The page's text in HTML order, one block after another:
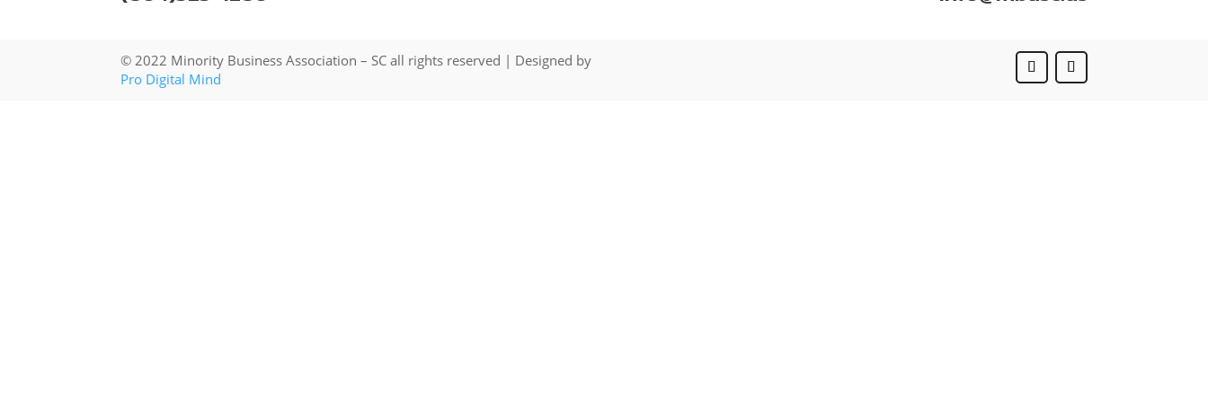
© 2022 Minority Business Association – SC all rights reserved | Designed by
Pro Digital Mind